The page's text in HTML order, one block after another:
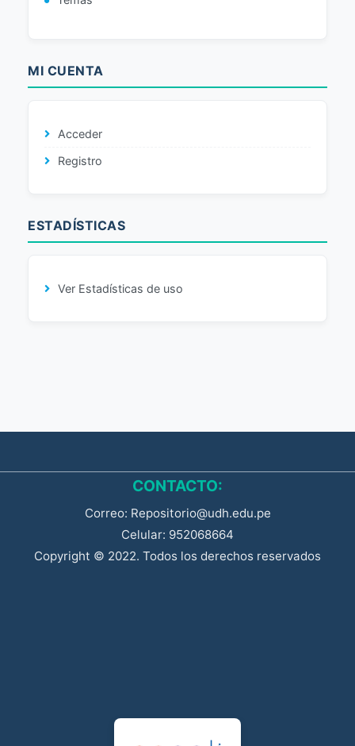
MI CUENTA
Acceder
Registro
ESTADÍSTICAS
Ver Estadísticas de uso
CONTACTO:
Correo: Repositorio@udh.edu.pe
Celular: 952068664
Copyright © 2022. Todos los derechos reservados